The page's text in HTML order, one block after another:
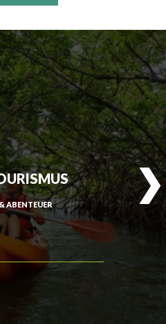
ABENTEUER